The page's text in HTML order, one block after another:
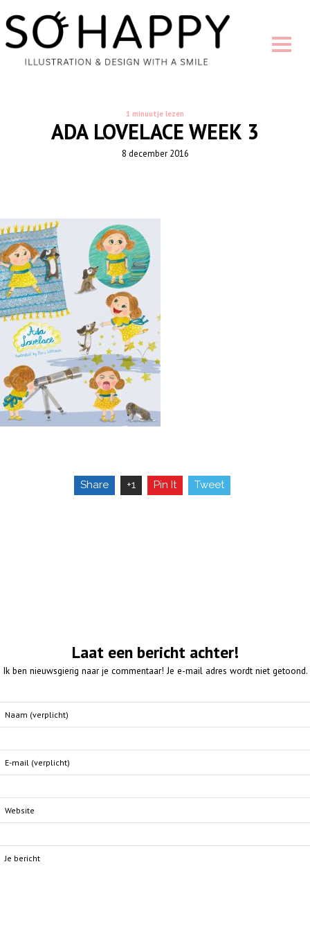
1 minuutje lezen
ADA LOVELACE WEEK 3
8 december 2016
Share +1 Pin It Tweet
Laat een bericht achter!
Ik ben nieuwsgierig naar je commentaar! Je e-mail adres wordt niet getoond.